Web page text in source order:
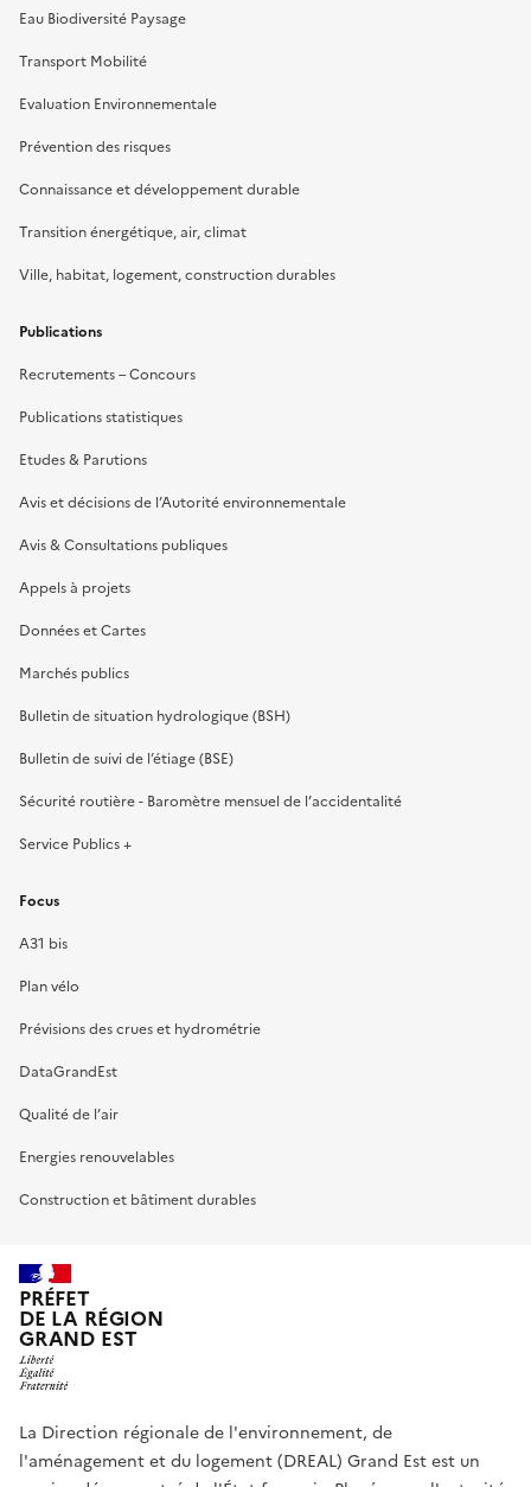
Eau Biodiversité Paysage
Transport Mobilité
Evaluation Environnementale
Prévention des risques
Connaissance et développement durable
Transition énergétique, air, climat
Ville, habitat, logement, construction durables
Publications
Recrutements – Concours
Publications statistiques
Etudes & Parutions
Avis et décisions de l’Autorité environnementale
Avis & Consultations publiques
Appels à projets
Données et Cartes
Marchés publics
Bulletin de situation hydrologique (BSH)
Bulletin de suivi de l’étiage (BSE)
Sécurité routière - Baromètre mensuel de l’accidentalité
Service Publics +
Focus
A31 bis
Plan vélo
Prévisions des crues et hydrométrie
DataGrandEst
Qualité de l’air
Energies renouvelables
Construction et bâtiment durables
PRÉFET
DE LA RÉGION
GRAND EST
La Direction régionale de l'environnement, de
l'aménagement et du logement (DREAL) Grand Est est un